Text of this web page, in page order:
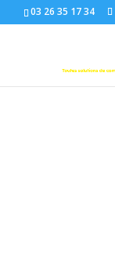
03 26 35 17 34